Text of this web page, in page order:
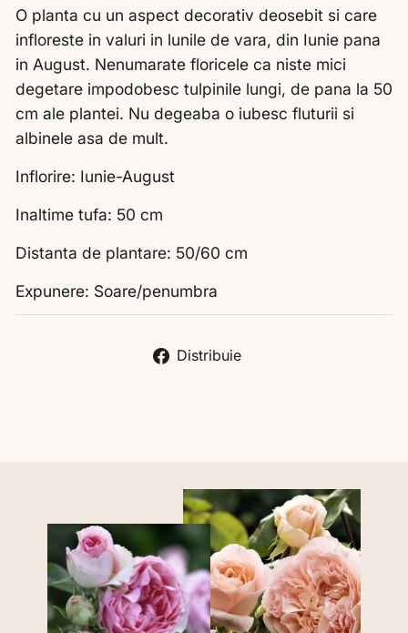
O planta cu un aspect decorativ deosebit si care
infloreste in valuri in lunile de vara, din Iunie pana
in August. Nenumarate floricele ca niste mici
degetare impodobesc tulpinile lungi, de pana la 50
cm ale plantei. Nu degeaba o iubesc fluturii si
albinele asa de mult.
Inflorire: Iunie-August
Inaltime tufa: 50 cm
Distanta de plantare: 50/60 cm
Expunere: Soare/penumbra
Distribuie